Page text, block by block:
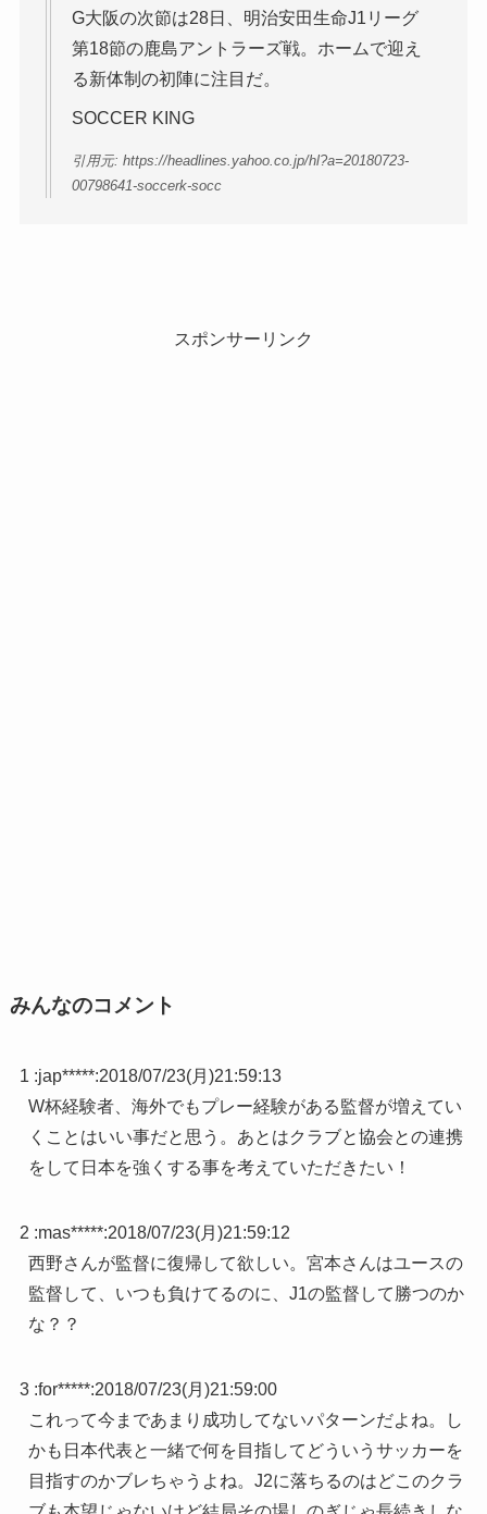
G大阪の次節は28日、明治安田生命J1リーグ
第18節の鹿島アントラーズ戦。ホームで迎え
る新体制の初陣に注目だ。
SOCCER KING
引用元: https://headlines.yahoo.co.jp/hl?a=20180723-
00798641-soccerk-socc
スポンサーリンク
みんなのコメント
1 :jap*****:2018/07/23(月)21:59:13
W杯経験者、海外でもプレー経験がある監督が増えてい
くことはいい事だと思う。あとはクラブと協会との連携
をして日本を強くする事を考えていただきたい！
2 :mas*****:2018/07/23(月)21:59:12
西野さんが監督に復帰して欲しい。宮本さんはユースの
監督して、いつも負けてるのに、J1の監督して勝つのか
な？？
3 :for*****:2018/07/23(月)21:59:00
これって今まであまり成功してないパターンだよね。し
かも日本代表と一緒で何を目指してどういうサッカーを
目指すのかブレちゃうよね。J2に落ちるのはどこのクラ